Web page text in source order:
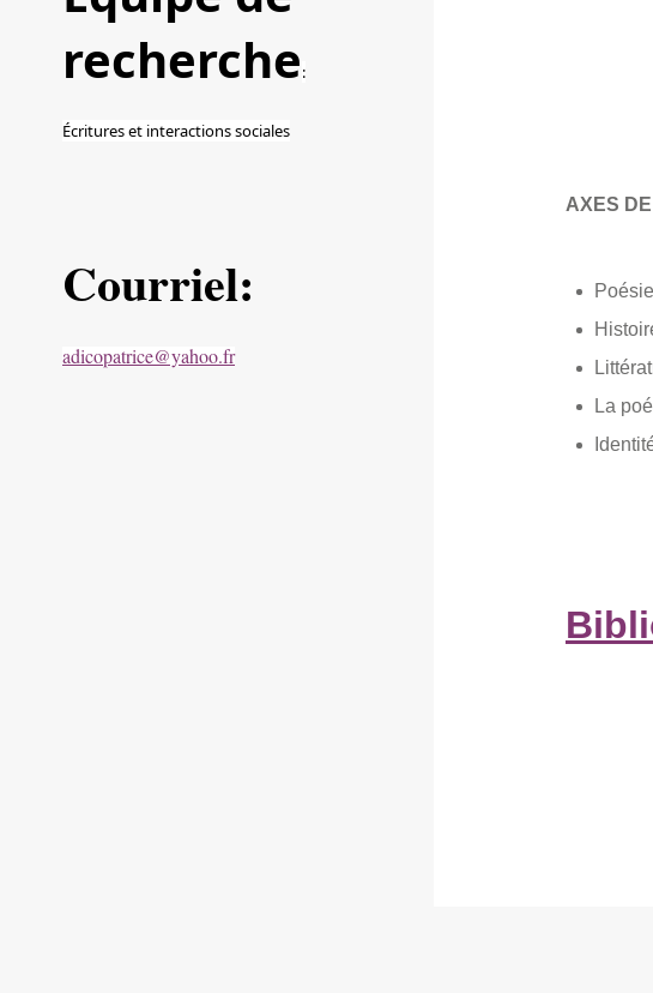
AXES
La
recherche:
Écritures et interactions sociales
Courriel:
adicopatrice@yahoo.fr